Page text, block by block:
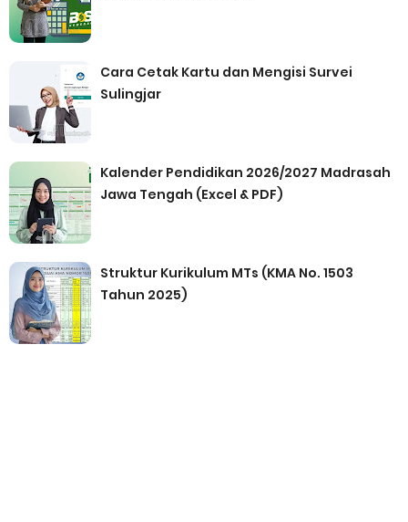
Cara Cetak Kartu dan Mengisi Survei
Sulingjar
Kalender Pendidikan 2026/2027 Madrasah
Jawa Tengah (Excel & PDF)
Struktur Kurikulum MTs (KMA No. 1503
Tahun 2025)